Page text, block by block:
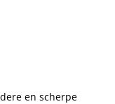
en scherpe